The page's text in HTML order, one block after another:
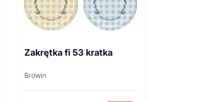
Zakrętka fi 53 kratka
Browin